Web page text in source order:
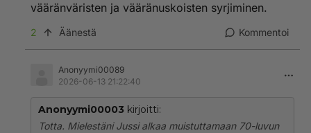
vääränväristen ja vääränuskoisten syrjiminen.
2 Äänestä Kommentoi
Anonyymi00089
2026-06-13 21:22:40
Anonyymi00003 kirjoitti:
Totta. Mielestäni Jussi alkaa muistuttamaan 70-luvun